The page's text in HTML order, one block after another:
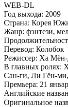
WEB-DL
Год выхода: 2009
Страна: Корея
Жанр: фэнтези,
Перевод: Колобок
Режиссер: Ха
В главных ролях:
Сан-ги, Ли Гён-
Премьера: 21
Английские
Оригинальное